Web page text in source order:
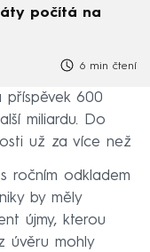
počítá na
6 min čtení
příspěvek 600
miliardu. Do
už za více než
ročním odkladem
by měly
újmy, kterou
úvěru mohly